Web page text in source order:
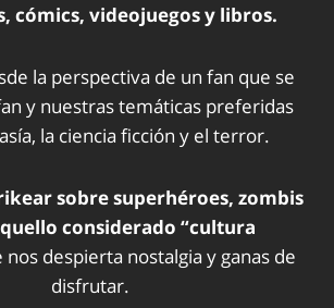
cómics, videojuegos y libros.
la perspectiva de un fan que se
y nuestras temáticas preferidas
la ciencia ficción y el terror.
sobre superhéroes, zombis
considerado “cultura
nos despierta nostalgia y ganas de
disfrutar.